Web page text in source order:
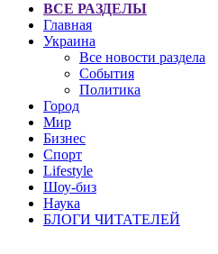
ВСЕ РАЗДЕЛЫ
Главная
Украина
Все новости раздела
События
Политика
Город
Мир
Бизнес
Спорт
Lifestyle
Шоу-биз
Наука
БЛОГИ ЧИТАТЕЛЕЙ